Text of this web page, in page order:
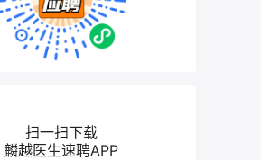
扫一扫下载
麟越医生速聘APP